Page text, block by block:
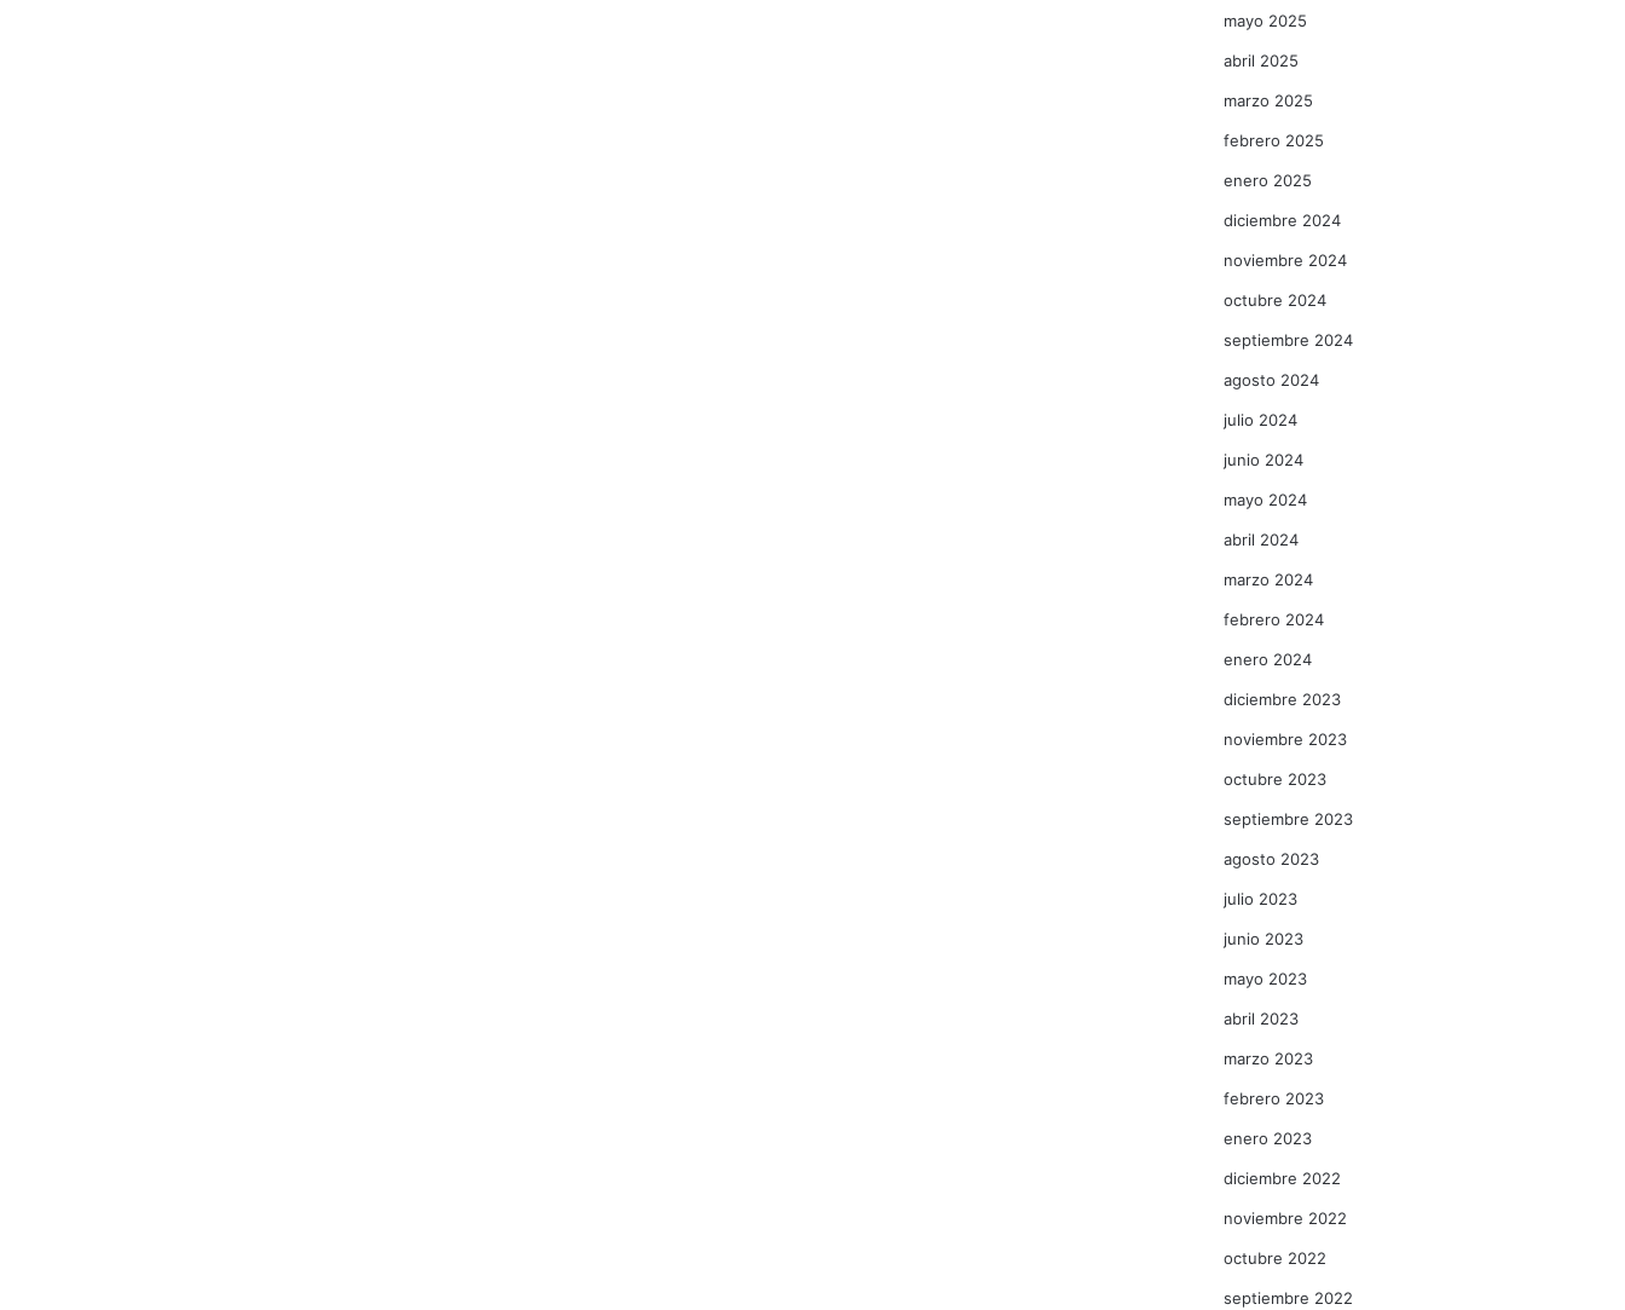
mayo 2025
abril 2025
marzo 2025
febrero 2025
enero 2025
diciembre 2024
noviembre 2024
octubre 2024
septiembre 2024
agosto 2024
julio 2024
junio 2024
mayo 2024
abril 2024
marzo 2024
febrero 2024
enero 2024
diciembre 2023
noviembre 2023
octubre 2023
septiembre 2023
agosto 2023
julio 2023
junio 2023
mayo 2023
abril 2023
marzo 2023
febrero 2023
enero 2023
diciembre 2022
noviembre 2022
octubre 2022
septiembre 2022